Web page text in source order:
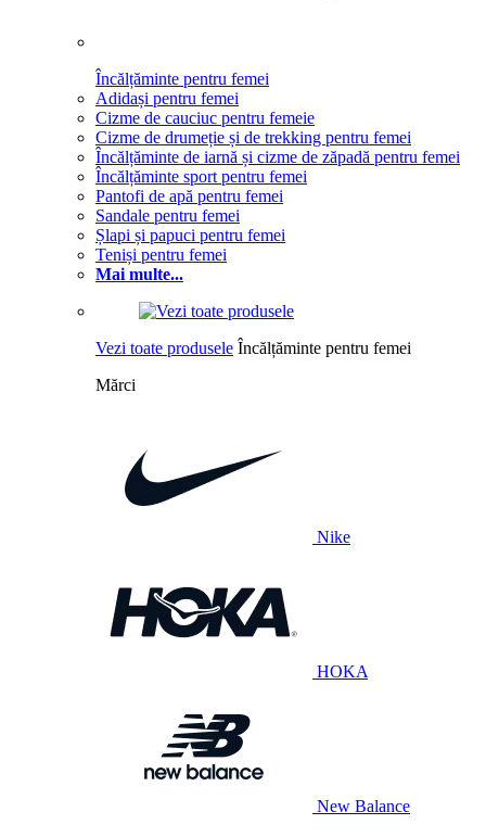
Încălțăminte pentru femei
Adidași pentru femei
Cizme de cauciuc pentru femeie
Cizme de drumeție și de trekking pentru femei
Încălțăminte de iarnă și cizme de zăpadă pentru femei
Încălțăminte sport pentru femei
Pantofi de apă pentru femei
Sandale pentru femei
Șlapi și papuci pentru femei
Teniși pentru femei
Mai multe...
Vezi toate produsele Încălțăminte pentru femei
Mărci
Nike
HOKA
New Balance